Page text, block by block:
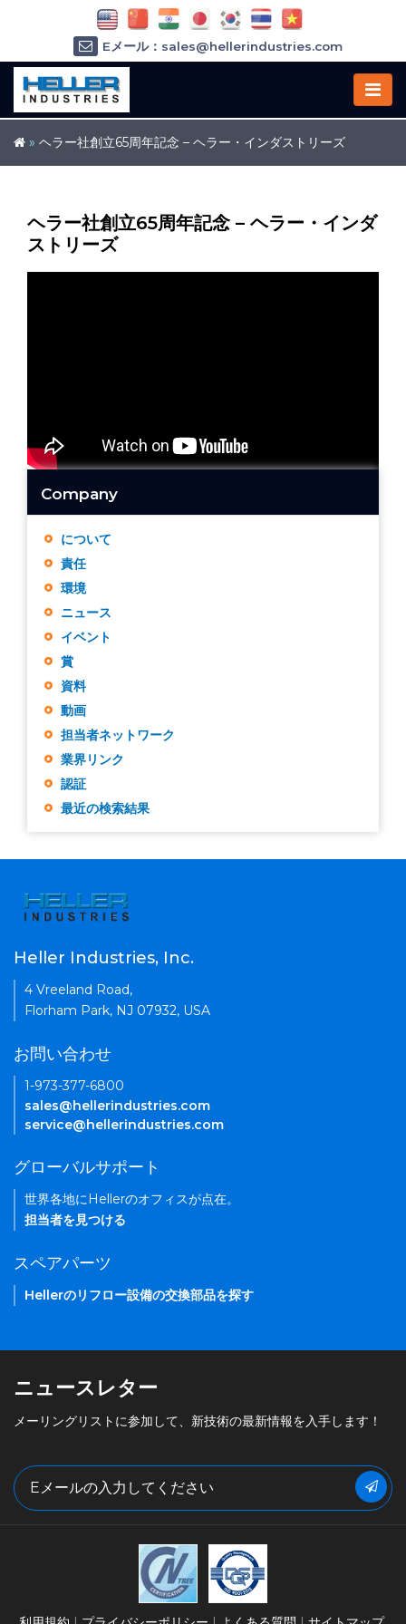
» ヘラー社創立65周年記念 – ヘラー・インダストリーズ
ヘラー社創立65周年記念 – ヘラー・インダ
ストリーズ
Company
について
責任
環境
ニュース
イベント
賞
資料
動画
担当者ネットワーク
業界リンク
認証
最近の検索結果
Eメール：sales@hellerindustries.com
Eメール：service@hellerindustries.com
Heller Industries, Inc.
4 Vreeland Road,
Florham Park, NJ 07932, USA
お問い合わせ
1-973-377-6800
sales@hellerindustries.com
service@hellerindustries.com
グローバルサポート
世界各地にHellerのオフィスが点在。
担当者を見つける
スペアパーツ
Hellerのリフロー設備の交換部品を探す
ニュースレター
メーリングリストに参加して、新技術の最新情報を入手します！